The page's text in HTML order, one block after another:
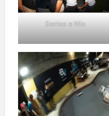
Sorriso e Nilo